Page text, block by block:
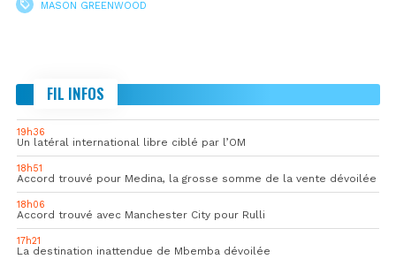
MASON GREENWOOD
FIL INFOS
19h36
Un latéral international libre ciblé par l’OM
18h51
Accord trouvé pour Medina, la grosse somme de la vente dévoilée
18h06
Accord trouvé avec Manchester City pour Rulli
17h21
La destination inattendue de Mbemba dévoilée